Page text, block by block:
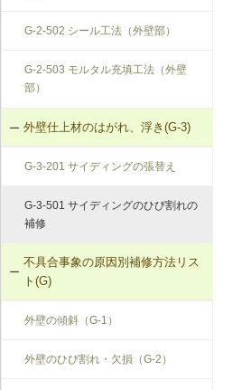
G-2-502 シール工法（外壁部）
G-2-503 モルタル充填工法（外壁
部）
外壁仕上材のはがれ、浮き(G-3)
G-3-201 サイディングの張替え
G-3-501 サイディングのひび割れの
補修
不具合事象の原因別補修方法リス
ト(G)
外壁の傾斜（G-1）
外壁のひび割れ・欠損（G-2）